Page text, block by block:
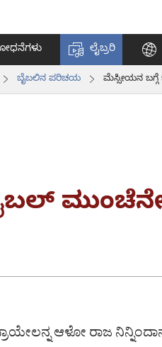
ಲೈಬ್ರರಿ
ಬೈಬಲಿನ ಪರಿಚಯ ಮೆಸ್ಸೀಯನ ಬಗ್ಗೆ
ಆಳೋ ರಾಜ